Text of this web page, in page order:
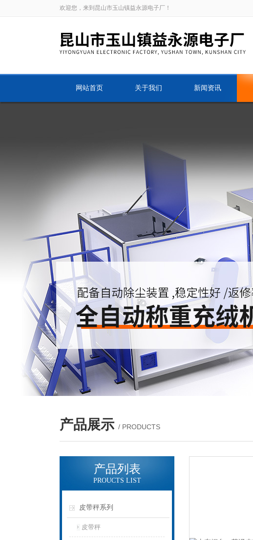
欢迎您，来到昆山市玉山镇益永源电子厂！
网站首页 关于我们 新闻资讯
产品展示 / PRODUCTS
产品列表
PROUCTS LIST
皮带秤系列
皮带秤